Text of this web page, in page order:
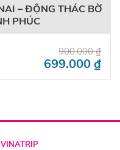
– ĐỘNG THÁC BỜ
PHÚC
900.000₫
699.000 ₫